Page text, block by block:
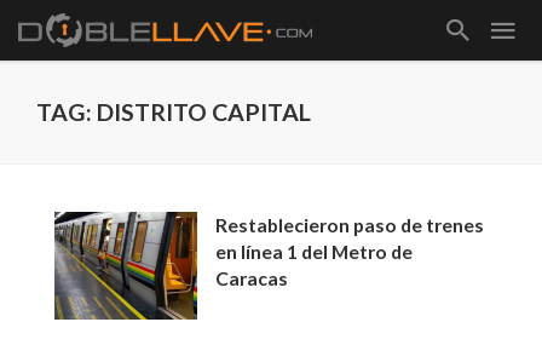
TAG: DISTRITO CAPITAL
Restablecieron paso de trenes
en línea 1 del Metro de
Caracas